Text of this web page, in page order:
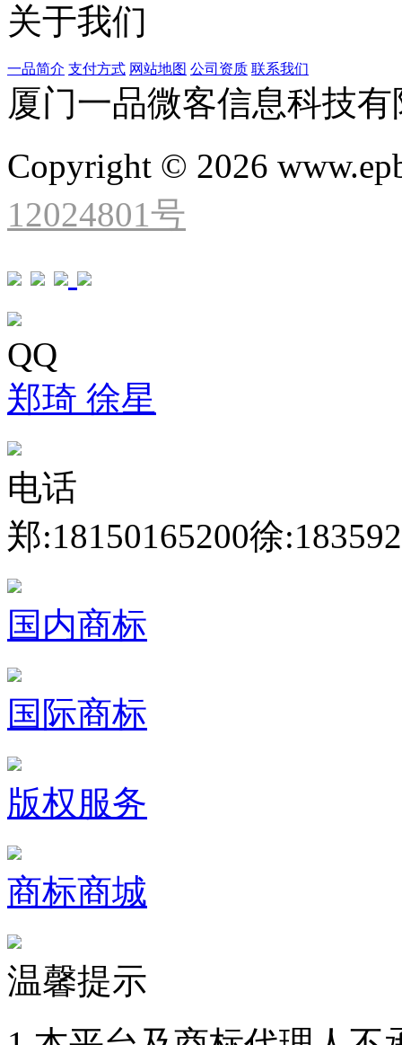
关于我们
一品简介 支付方式 网站地图 公司资质 联系我们
厦门一品微客信息科技
Copyright © 2026
12024801号
QQ
郑琦 徐星
电话
郑:18150165200徐
国内商标
国际商标
版权服务
商标商城
温馨提示